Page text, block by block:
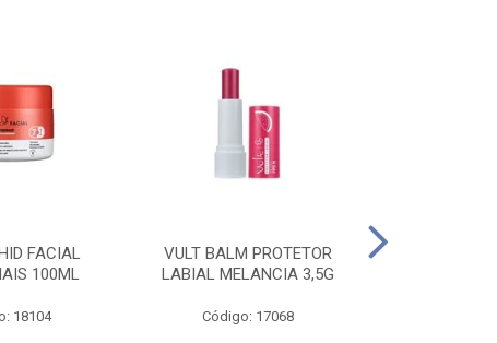
FACIAL
100ML
18104
VULT BALM PROTETOR
LABIAL MELANCIA 3,5G
Código: 17068